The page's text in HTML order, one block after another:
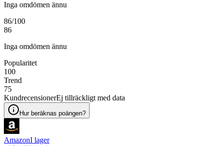
Inga omdömen ännu
86/100
86
Inga omdömen ännu
Popularitet
100
Trend
75
KundrecensionerEj tillräckligt med data
Hur beräknas poängen?
AmazonI lager